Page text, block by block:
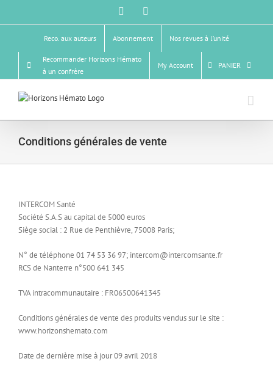
Facebook
Reco. aux auteurs Abonnement Nos revues à l’unité
Recommander Horizons Hémato
à un confrère
My Account PANIER
Conditions générales de vente
INTERCOM Santé
Société S.A.S au capital de 5000 euros
Siège social : 2 Rue de Penthièvre, 75008 Paris;
N° de téléphone 01 74 53 36 97; intercom@intercomsante.fr
RCS de Nanterre n°500 641 345
TVA intracommunautaire : FR06500641345
Conditions générales de vente des produits vendus sur le site :
www.horizonshemato.com
Date de dernière mise à jour 09 avril 2018